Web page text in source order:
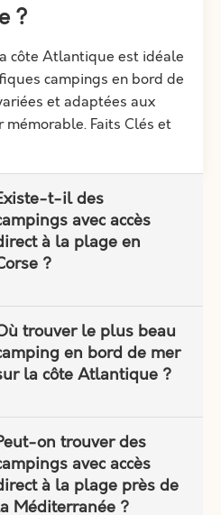
?
côte Atlantique est idéale
campings en bord de
et adaptées aux
Faits Clés et
t-il des
avec accès
à la plage en
?
trouver le plus beau
en bord de mer
la côte Atlantique ?
on trouver des
avec accès
à la plage près de
Méditerranée ?